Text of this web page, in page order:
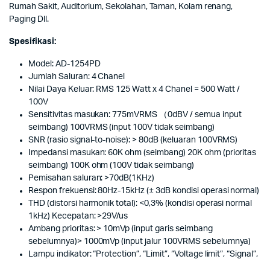
Rumah Sakit, Auditorium, Sekolahan, Taman, Kolam renang,
Paging Dll.
Spesifikasi:
Model: AD-1254PD
Jumlah Saluran: 4 Chanel
Nilai Daya Keluar: RMS 125 Watt x 4 Chanel = 500 Watt /
100V
Sensitivitas masukan: 775mVRMS （0dBV / semua input
seimbang) 100VRMS (input 100V tidak seimbang)
SNR (rasio signal-to-noise): > 80dB (keluaran 100VRMS)
Impedansi masukan: 60K ohm (seimbang) 20K ohm (prioritas
seimbang) 100K ohm (100V tidak seimbang)
Pemisahan saluran: >70dB(1KHz)
Respon frekuensi: 80Hz-15kHz (± 3dB kondisi operasi normal)
THD (distorsi harmonik total): <0,3% (kondisi operasi normal
1kHz) Kecepatan: >29V/us
Ambang prioritas: > 10mVp (input garis seimbang
sebelumnya)> 1000mVp (input jalur 100VRMS sebelumnya)
Lampu indikator: “Protection”, “Limit”, “Voltage limit”, “Signal”,